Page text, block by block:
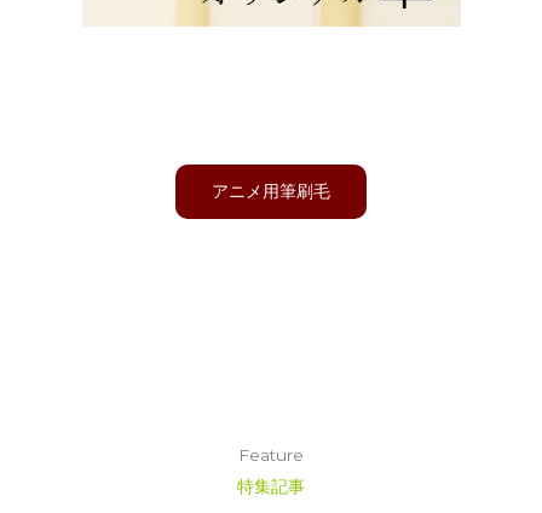
アニメ用筆刷毛
Feature
特集記事